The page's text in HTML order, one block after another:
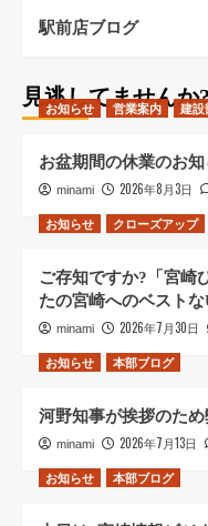
駅前店ブログ
見逃してませんか
お知らせ 営業案内 建設
お盆期間の休業のお
minami 2026年8月3日
お知らせ クローズアップ
ご存知ですか?「宮
たの宮崎へのベスト
minami 2026年7月30日
お知らせ 本部ブログ
河野知事が挨拶のた
minami 2026年7月13日
お知らせ 本部ブログ